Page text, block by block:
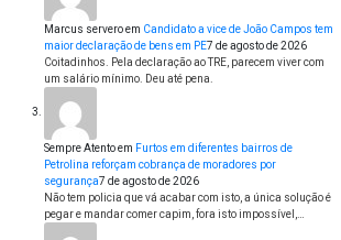
Marcus serveroem Candidato a vice de João Campos tem
maior declaração de bens em PE7 de agosto de 2026
Coitadinhos. Pela declaração ao TRE, parecem viver com
um salário mínimo. Deu até pena.
Sempre Atentoem Furtos em diferentes bairros de
Petrolina reforçam cobrança de moradores por
segurança7 de agosto de 2026
Não tem policia que vá acabar com isto, a única solução é
pegar e mandar comer capim, fora isto impossível,…